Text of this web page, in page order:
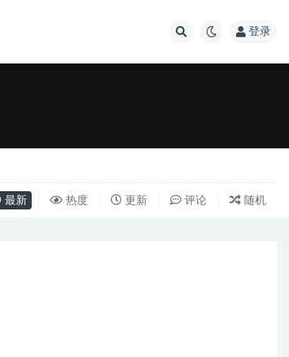
登录
最新 热度 更新 评论 随机